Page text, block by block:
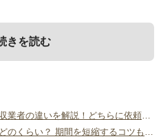
きを読む
イクル法対象家電
分するとかかる
よくある質問 遺品整理業者と不用品回収業者の違いを解説！どちらに依頼するべき？
遺品整理にかかる期間はどのくらい？ 期間を短縮するコツも紹介！